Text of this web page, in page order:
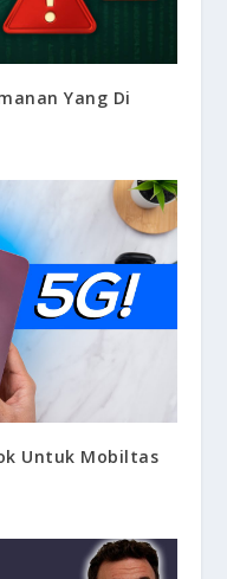
Yang Di
Untuk Mobiltas